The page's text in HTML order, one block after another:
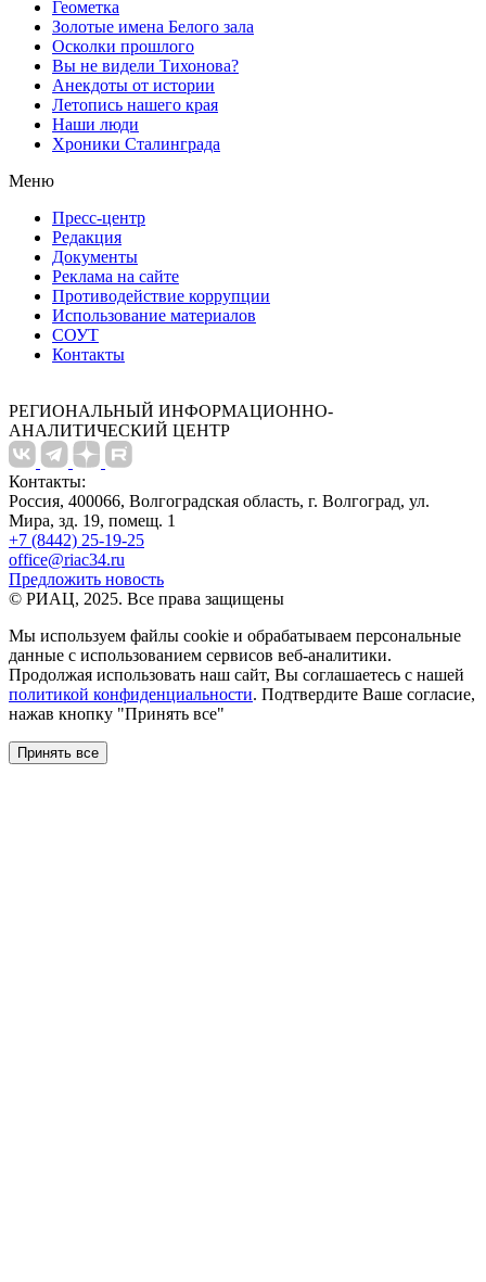
Геометка
Золотые имена Белого зала
Осколки прошлого
Вы не видели Тихонова?
Анекдоты от истории
Летопись нашего края
Наши люди
Хроники Сталинграда
Меню
Пресс-центр
Редакция
Документы
Реклама на сайте
Противодействие коррупции
Использование материалов
СОУТ
Контакты
РЕГИОНАЛЬНЫЙ ИНФОРМАЦИОННО-
АНАЛИТИЧЕСКИЙ ЦЕНТР
Контакты:
Россия, 400066, Волгоградская область, г. Волгоград, ул.
Мира, зд. 19, помещ. 1
+7 (8442) 25-19-25
office@riac34.ru
Предложить новость
© РИАЦ, 2025. Все права защищены
Мы используем файлы сookie и обрабатываем персональные
данные с использованием сервисов веб-аналитики.
Продолжая использовать наш сайт, Вы соглашаетесь с нашей
политикой конфиденциальности. Подтвердите Ваше согласие,
нажав кнопку "Принять все"
Принять все